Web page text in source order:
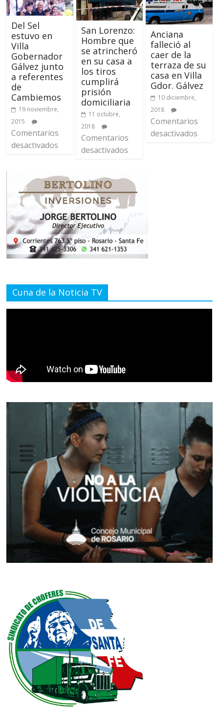
Del Sel
estuvo en
Villa
Gobernador
Gálvez junto
a referentes
de
Cambiemos
19 noviembre,
2015
Comentarios
desactivados
San Lorenzo:
Hombre que
se atrincheró
en su casa a
los tiros
cumplirá
prisión
domiciliaria
11 octubre,
2018
Comentarios
desactivados
Anciana
falleció al
caer de la
terraza de su
casa en Villa
Gdor. Gálvez
10 diciembre,
2018
Comentarios
desactivados
Cuna de la Noticia TV